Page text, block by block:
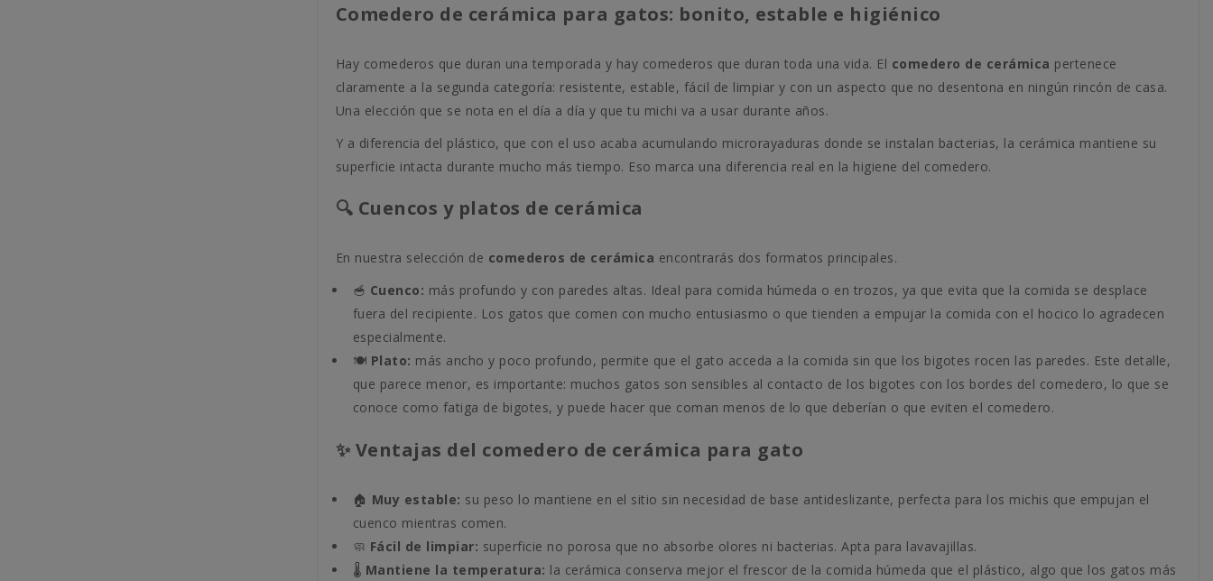
Comedero de cerámica para gatos: bonito, estable e higiénico
Hay comederos que duran una temporada y hay comederos que duran toda una vida. El comedero de cerámica pertenece
claramente a la segunda categoría: resistente, estable, fácil de limpiar y con un aspecto que no desentona en ningún rincón de casa.
Una elección que se nota en el día a día y que tu michi va a usar durante años.
Y a diferencia del plástico, que con el uso acaba acumulando microrayaduras donde se instalan bacterias, la cerámica mantiene su
superficie intacta durante mucho más tiempo. Eso marca una diferencia real en la higiene del comedero.
🔍 Cuencos y platos de cerámica
En nuestra selección de comederos de cerámica encontrarás dos formatos principales.
🥣 Cuenco: más profundo y con paredes altas. Ideal para comida húmeda o en trozos, ya que evita que la comida se desplace
fuera del recipiente. Los gatos que comen con mucho entusiasmo o que tienden a empujar la comida con el hocico lo agradecen
especialmente.
🍽️ Plato: más ancho y poco profundo, permite que el gato acceda a la comida sin que los bigotes rocen las paredes. Este detalle,
que parece menor, es importante: muchos gatos son sensibles al contacto de los bigotes con los bordes del comedero, lo que se
conoce como fatiga de bigotes, y puede hacer que coman menos de lo que deberían o que eviten el comedero.
✨ Ventajas del comedero de cerámica para gato
🏠 Muy estable: su peso lo mantiene en el sitio sin necesidad de base antideslizante, perfecta para los michis que empujan el
cuenco mientras comen.
🧼 Fácil de limpiar: superficie no porosa que no absorbe olores ni bacterias. Apta para lavavajillas.
🌡️ Mantiene la temperatura: la cerámica conserva mejor el frescor de la comida húmeda que el plástico, algo que los gatos más